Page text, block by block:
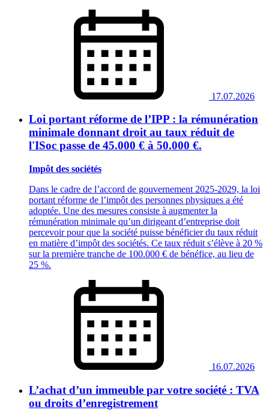
17.07.2026
Loi portant réforme de l’IPP : la rémunération
minimale donnant droit au taux réduit de
l'ISoc passe de 45.000 € à 50.000 €.
Impôt des sociétés
Dans le cadre de l’accord de gouvernement 2025-2029, la loi
portant réforme de l’impôt des personnes physiques a été
adoptée. Une des mesures consiste à augmenter la
rémunération minimale qu’un dirigeant d’entreprise doit
percevoir pour que la société puisse bénéficier du taux réduit
en matière d’impôt des sociétés. Ce taux réduit s’élève à 20 %
sur la première tranche de 100.000 € de bénéfice, au lieu de
25 %.
16.07.2026
L’achat d’un immeuble par votre société : TVA
ou droits d’enregistrement